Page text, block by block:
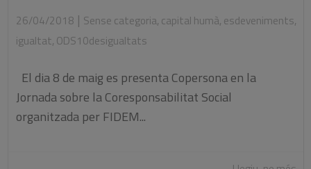
26/04/2018 | Sense categoria, capital humà, esdeveniments,
igualtat, ODS10desigualtats
El dia 8 de maig es presenta Copersona en la
Jornada sobre la Coresponsabilitat Social
organitzada per FIDEM...